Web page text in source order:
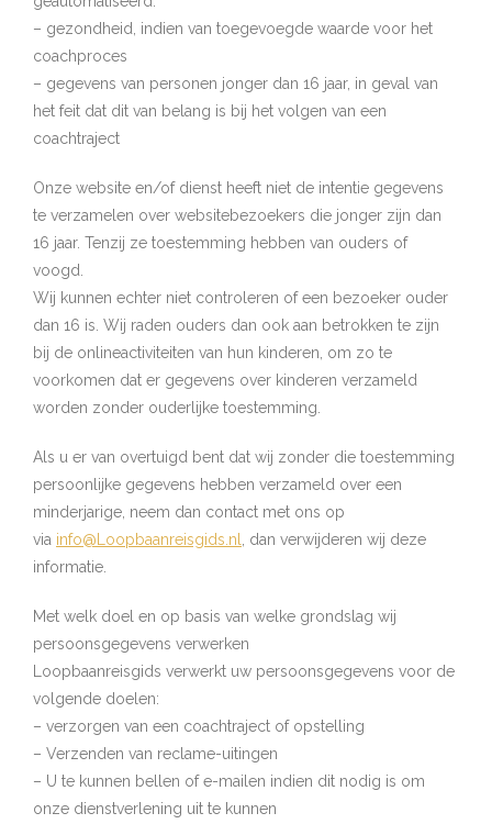
– gezondheid, indien van toegevoegde waarde voor het
coachproces
– gegevens van personen jonger dan 16 jaar, in geval van
het feit dat dit van belang is bij het volgen van een
coachtraject
Onze website en/of dienst heeft niet de intentie gegevens
te verzamelen over websitebezoekers die jonger zijn dan
16 jaar. Tenzij ze toestemming hebben van ouders of
voogd.
Wij kunnen echter niet controleren of een bezoeker ouder
dan 16 is. Wij raden ouders dan ook aan betrokken te zijn
bij de onlineactiviteiten van hun kinderen, om zo te
voorkomen dat er gegevens over kinderen verzameld
worden zonder ouderlijke toestemming.
Als u er van overtuigd bent dat wij zonder die toestemming
persoonlijke gegevens hebben verzameld over een
minderjarige, neem dan contact met ons op
via info@Loopbaanreisgids.nl
, dan verwijderen wij deze
informatie.
Met welk doel en op basis van welke grondslag wij
persoonsgegevens verwerken
Loopbaanreisgids verwerkt uw persoonsgegevens voor de
volgende doelen:
– verzorgen van een coachtraject of opstelling
– Verzenden van reclame-uitingen
– U te kunnen bellen of e-mailen indien dit nodig is om
onze dienstverlening uit te kunnen